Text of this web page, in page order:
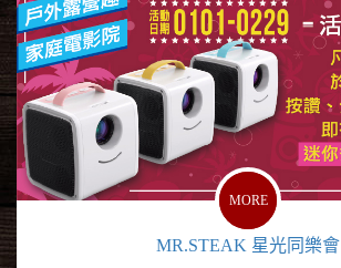
MR.STEAK 星光同樂會
MORE